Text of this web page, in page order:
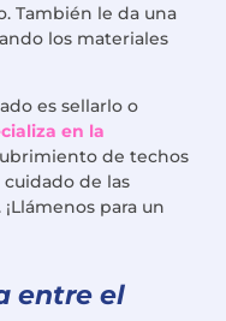
También le da una
los materiales
es sellarlo o
en la
de techos
de las
para un
entre el